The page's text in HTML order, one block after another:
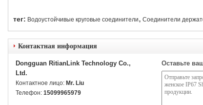
тег: Водоустойчивые круговые соединители, Соединители
Контактная информация
Dongguan RitianLink Technology Co.,
Ltd.
Контактное лицо: Mr. Liu
Телефон: 15099965979
Оставьте